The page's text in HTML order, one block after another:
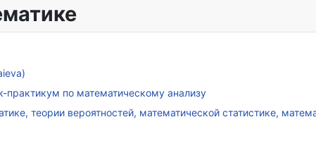
по математическому анализу
теории вероятностей, математической статистике,